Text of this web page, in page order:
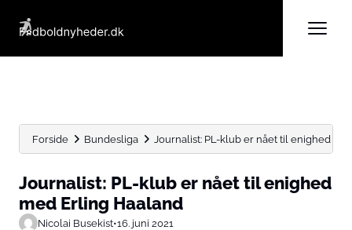
Forside Bundesliga Journalist: PL-klub er nået til enighed
Journalist: PL-klub er nået til enighed
med Erling Haaland
Nicolai Busekist•16. juni 2021